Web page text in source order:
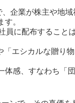
企業が株主や地域
。
員に配布すること
エシカルな贈り
感、すなわち「